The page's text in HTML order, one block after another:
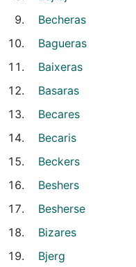
Becheras
Bagueras
Baixeras
Basaras
Becares
Becaris
Beckers
Beshers
Besherse
Bizares
Bjerg